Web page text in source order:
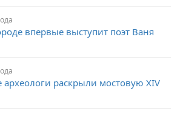
впервые выступит поэт Ваня
раскрыли мостовую XIV